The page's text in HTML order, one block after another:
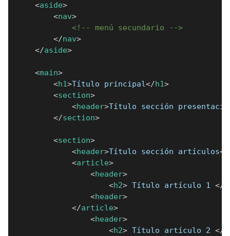
<aside>
<nav>
<!-- menú secundario -->
</nav>
</aside>
<main>
<h1>Título principal</h1>
<section>
<header>Título sección
</section>
<section>
<header>Título sección artículos</
<article>
<header>
<h2> Título artículo 1 </
<header>
</article>
<header>
<h2> Título artículo 2 </